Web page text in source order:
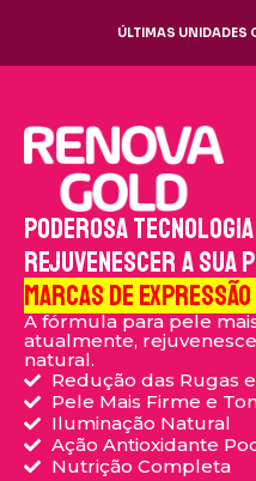
ÚLTIMAS UNIDADES
PODEROSA
REJUVENESCER A SUA
MARCAS DE
A fórmula para pele
atualmente,
natural.
Redução das Rugas
Pele Mais Firme e
Iluminação Natural
Ação Antioxidante
Nutrição Completa